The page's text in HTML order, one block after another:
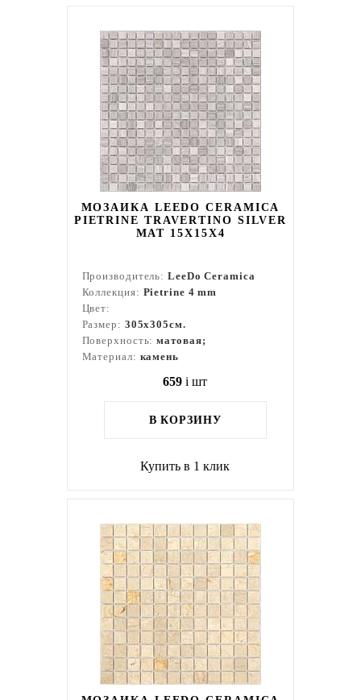
МОЗАИКА LEEDO CERAMICA
PIETRINE TRAVERTINO SILVER
MAT 15X15X4
Производитель:LeeDo Ceramica
Коллекция: Pietrine 4 mm
Цвет:
Размер: 305x305см.
Поверхность:матовая;
Материал: камень
659 i шт
В КОРЗИНУ
Купить в 1 клик